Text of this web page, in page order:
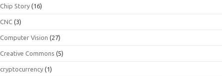
Chip Story (16)
CNC (3)
Computer Vision (27)
Creative Commons (5)
cryptocurrency (1)